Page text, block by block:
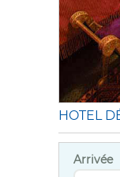
HOTEL
Arrivée